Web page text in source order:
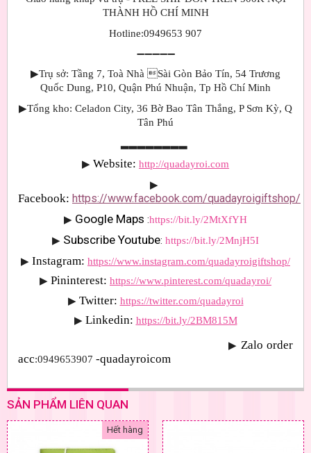
THÀNH HỒ CHÍ MINH
Hotline:0949653 907
➖➖➖➖➖
▶Trụ sở: Tầng 7, Toà Nhà Sài Gòn Bảo Tín, 54 Trương
Quốc Dung, P10, Quận Phú Nhuận, Tp Hồ Chí Minh
▶Tổng kho: Celadon City, 36 Bờ Bao Tân Thắng, P Sơn Kỳ, Q
Tân Phú
▂▂▂▂▂▂▂▂
▶ Website: http://quadayroi.com
▶
Facebook: https://www.facebook.com/quadayroigiftshop/
▶ Google Maps :https://bit.ly/2MtXfYH
▶ Subscribe Youtube: https://bit.ly/2MnjH5I
▶ Instagram: https://www.instagram.com/quadayroigiftshop/
▶ Pininterest: https://www.pinterest.com/quadayroi/
▶ Twitter: https://twitter.com/quadayroi
▶ Linkedin: https://bit.ly/2BM815M
▶ Zalo order
acc:0949653907 -quadayroicom
SẢN PHẨM LIÊN QUAN
Hết hàng